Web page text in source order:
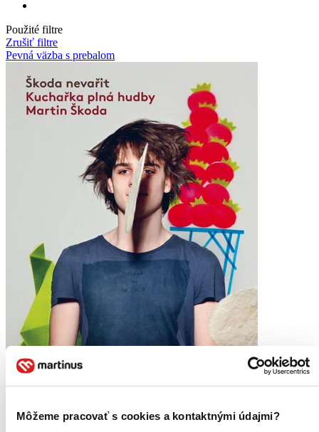
Môžeme pracovať s cookies a kontaktnými údajmi?
Použité filtre
Zrušiť filtre
Pevná väzba s prebalom